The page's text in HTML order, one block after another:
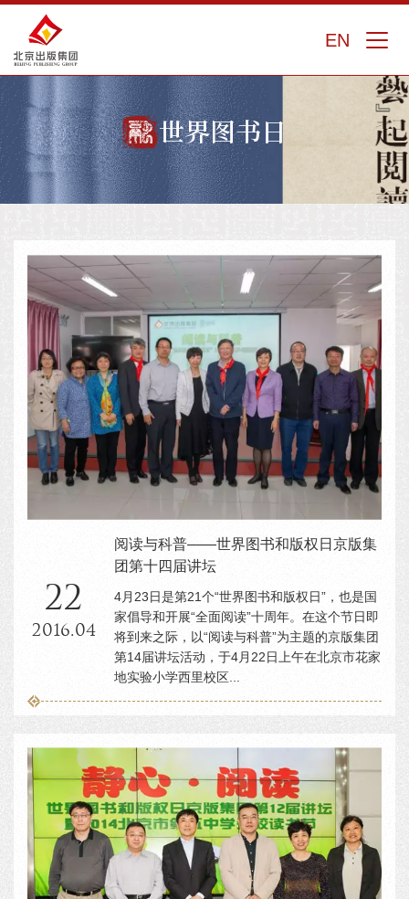
EN
世界图书日
22
2016.04
阅读与科普——世界图书和版权日京版集
团第十四届讲坛
4月23日是第21个“世界图书和版权日”，也是国
家倡导和开展“全面阅读”十周年。在这个节日即
将到来之际，以“阅读与科普”为主题的京版集团
第14届讲坛活动，于4月22日上午在北京市花家
地实验小学西里校区...